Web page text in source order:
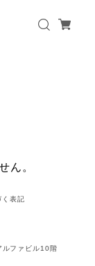
ん。
ファビル10階
く表記